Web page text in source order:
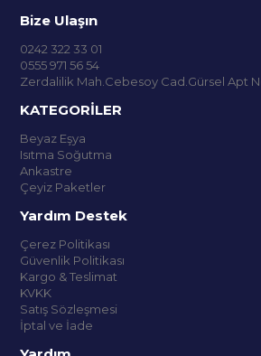
Bize Ulaşın
0242 322 33 01
0555 971 56 54
Zerdalilik Mah.Cebesoy Cad.Gürsel Apt
KATEGORİLER
Beyaz Eşya
Isıtma Soğutma
Ankastre
Çeyiz Paketler
Yardım Destek
Çerez Politikası
Güvenlik Politikası
Kargo & Teslimat
KVKK
Satış Sözleşmesi
İptal ve İade